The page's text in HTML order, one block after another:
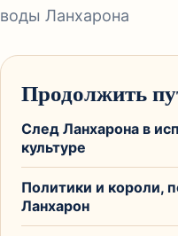
воды Ланхарона
Продолжить
След Ланхарона в
культуре
Политики и короли,
Ланхарон